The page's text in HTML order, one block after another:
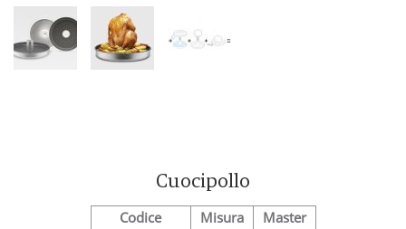
Cuocipollo
Codice Misura Master